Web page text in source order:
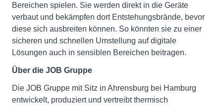
Bereichen spielen. Sie werden direkt in die Geräte
verbaut und bekämpfen dort Entstehungsbrände, bevor
diese sich ausbreiten können. So könnten sie zu einer
sicheren und schnellen Umstellung auf digitale
Lösungen auch in sensiblen Bereichen beitragen.
Über die JOB Gruppe
Die JOB Gruppe mit Sitz in Ahrensburg bei Hamburg
entwickelt, produziert und vertreibt thermisch